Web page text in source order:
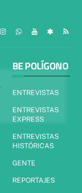
BE POLÍGONO
ENTREVISTAS
ENTREVISTAS
EXPRESS
ENTREVISTAS
HISTÓRICAS
GENTE
REPORTAJES